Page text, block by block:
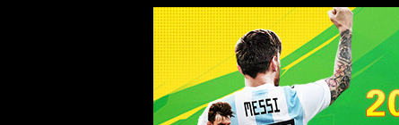
下载注册领取38元|中国有限公司-官
WTS-WAF拦截详情
出现该页面的原因: